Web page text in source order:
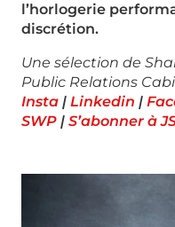
l’horlogerie
discrétion.
Une sélection de
Public Relations
Insta | Linkedin |
SWP | S’abonner à